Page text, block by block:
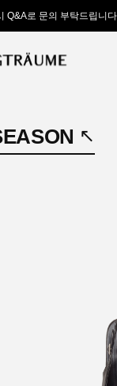
Q&A로 문의 부탁드립